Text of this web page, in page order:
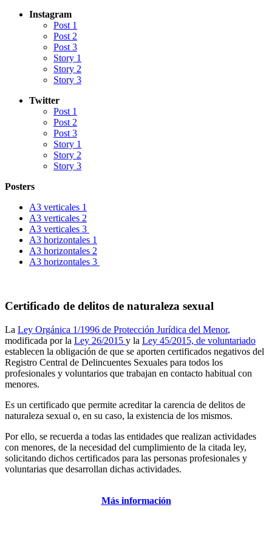
Instagram
Post 1
Post 2
Post 3
Story 1
Story 2
Story 3
Twitter
Post 1
Post 2
Post 3
Story 1
Story 2
Story 3
Posters
A3 verticales 1
A3 verticales 2
A3 verticales 3
A3 horizontales 1
A3 horizontales 2
A3 horizontales 3
Certificado de delitos de naturaleza sexual
La Ley Orgánica 1/1996 de Protección Jurídica del Menor,
modificada por la Ley 26/2015 y la Ley 45/2015, de voluntariado
establecen la obligación de que se aporten certificados negativos del
Registro Central de Delincuentes Sexuales para todos los
profesionales y voluntarios que trabajan en contacto habitual con
menores.
Es un certificado que permite acreditar la carencia de delitos de
naturaleza sexual o, en su caso, la existencia de los mismos.
Por ello, se recuerda a todas las entidades que realizan actividades
con menores, de la necesidad del cumplimiento de la citada ley,
solicitando dichos certificados para las personas profesionales y
voluntarias que desarrollan dichas actividades.
Más información